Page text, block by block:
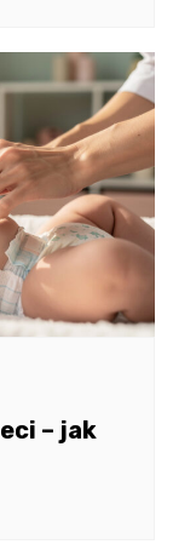
– jak